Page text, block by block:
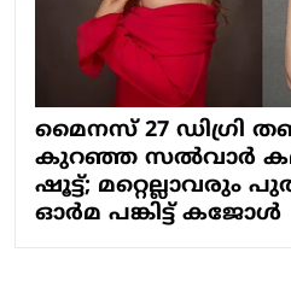
മൈനസ് 27 ഡിഗ്രി
കുറഞ്ഞ സല്‍വാര്‍
ഷൂട്ട്; മറ്റെല്ലാവരും
ഓര്‍മ പങ്കിട്ട് കജോള്‍